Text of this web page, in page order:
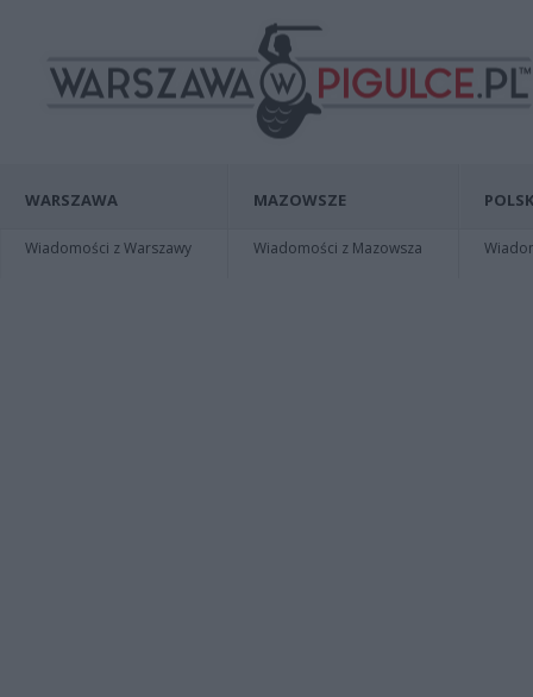
WARSZAWA
Wiadomości z Warszawy
MAZOWSZE
Wiadomości z Mazowsza